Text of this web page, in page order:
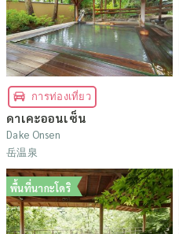
การท่องเที่ยว
ดาเคะออนเซ็น
Dake Onsen
岳温泉
พื้นที่นากะโดริ